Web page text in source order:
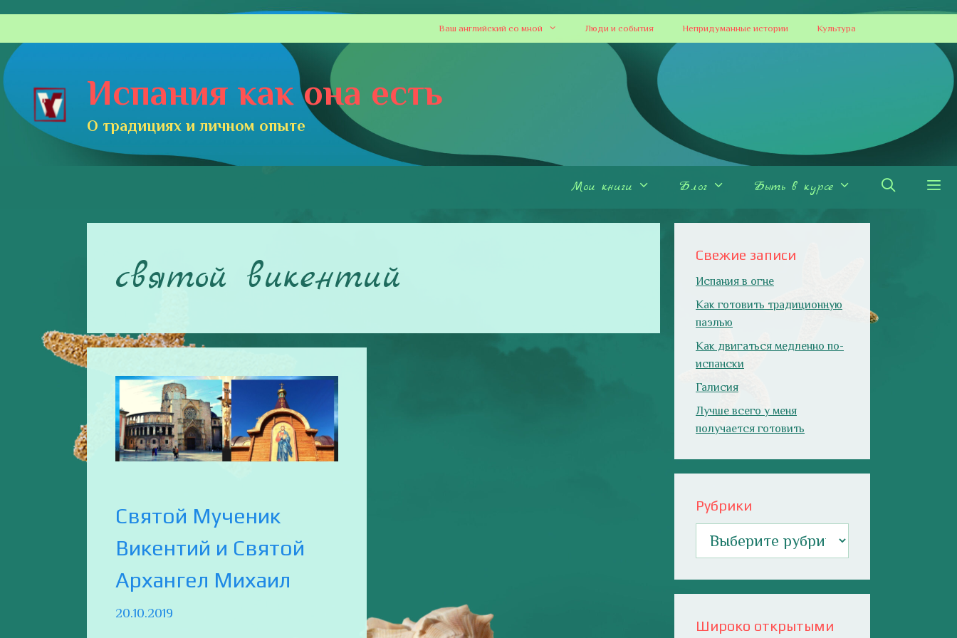
Перейти
содержимому
Ваш английский со мной Люди и события Непридуманные истории Культура
Испания как она есть
О традициях и личном опыте
Мои книги Блог Быть в курсе
святой викентий
Святой Мученик
Викентий и Святой
Архангел Михаил
20.10.2019
Свежие записи
Испания в огне
Как готовить традиционную
паэлью
Как двигаться медленно по-
испански
Галисия
Лучше всего у меня
получается готовить
Рубрики
Широко открытыми